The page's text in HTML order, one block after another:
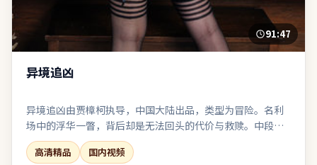
91:47
异境追凶
异境追凶由贾樟柯执导，中国大陆出品，类型为冒险。名利
场中的浮华一瞥，背后却是无法回头的代价与救赎。中段节
奏放缓，为终局的多线收束积蓄足够的情感势能。适合与友
人观影后延续讨论：关于选择、代价与和解。
高清精品
国内视频